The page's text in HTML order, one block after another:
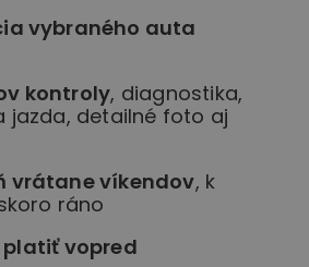
vybraného auta
kontroly, diagnostika,
jazda, detailné foto aj
vrátane víkendov, k
ráno
platiť vopred